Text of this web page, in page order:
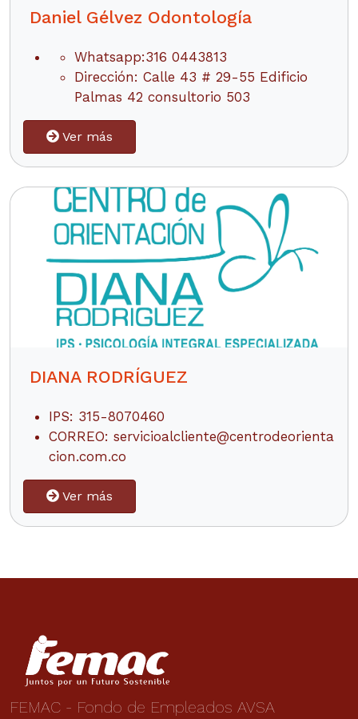
Daniel Gélvez Odontología
Whatsapp:316 0443813
Dirección: Calle 43 # 29-55 Edificio
Palmas 42 consultorio 503
Ver más
DIANA RODRÍGUEZ
IPS: 315-8070460
CORREO: servicioalcliente@centrodeorienta
cion.com.co
Ver más
FEMAC - Fondo de Empleados AVSA